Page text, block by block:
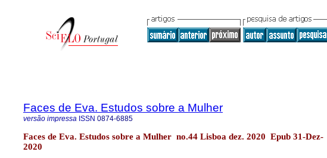
Faces de Eva. Estudos sobre a Mulher
versão impressa ISSN 0874-6885
Faces de Eva. Estudos sobre a Mulher no.44 Lisboa dez. 2020 Epub 31-Dez-
2020